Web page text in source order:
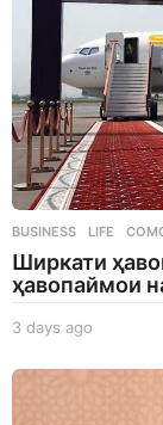
BUSINESS ,LIFE
Ширкати
ҳавопаймои
3 days ago
a